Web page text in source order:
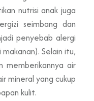
nutrisi anak juga
seimbang dan
penyebab alergi
Selain itu,
memberikannya air
mineral yang cukup
kulit.